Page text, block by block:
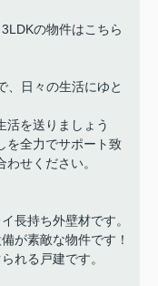
の物件はこちら
日々の生活にゆと
を送りましょう
を全力でサポート致
せください。
長持ち外壁材です。
が素敵な物件です！
れる戸建です。